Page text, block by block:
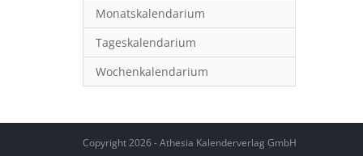
Monatskalendarium
Tageskalendarium
Wochenkalendarium
Copyright 2026 - Athesia Kalenderverlag GmbH